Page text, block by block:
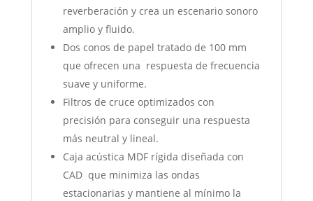
reverberación y crea un escenario sonoro
amplio y fluido.
Dos conos de papel tratado de 100 mm
que ofrecen una respuesta de frecuencia
suave y uniforme.
Filtros de cruce optimizados con
precisión para conseguir una respuesta
más neutral y lineal.
Caja acústica MDF rígida diseñada con
CAD que minimiza las ondas
estacionarias y mantiene al mínimo la